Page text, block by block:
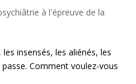
à l'épreuve de la
insensés, les aliénés, les
Comment voulez-vous